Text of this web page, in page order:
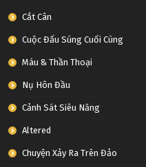
Cắt Cân
Cuộc Đấu Súng Cuối Cùng
Máu & Thần Thoại
Nụ Hôn Đầu
Cảnh Sát Siêu Năng
Altered
Chuyện Xảy Ra Trên Đảo